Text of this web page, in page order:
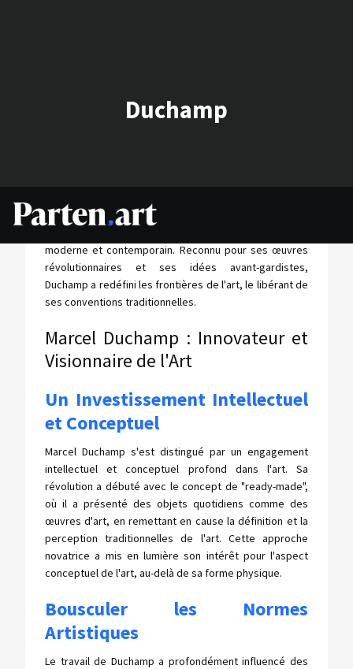
Duchamp
Marcel Duchamp, né en 1887 et décédé en 1968, est un
moderne et contemporain. Reconnu pour ses œuvres
révolutionnaires et ses idées avant-gardistes,
Duchamp a redéfini les frontières de l'art, le libérant de
ses conventions traditionnelles.
Marcel Duchamp : Innovateur et
Visionnaire de l'Art
Un Investissement Intellectuel
et Conceptuel
Marcel Duchamp s'est distingué par un engagement
intellectuel et conceptuel profond dans l'art. Sa
révolution a débuté avec le concept de "ready-made",
où il a présenté des objets quotidiens comme des
œuvres d'art, en remettant en cause la définition et la
perception traditionnelles de l'art. Cette approche
novatrice a mis en lumière son intérêt pour l'aspect
conceptuel de l'art, au-delà de sa forme physique.
Bousculer les Normes
Artistiques
Le travail de Duchamp a profondément influencé des